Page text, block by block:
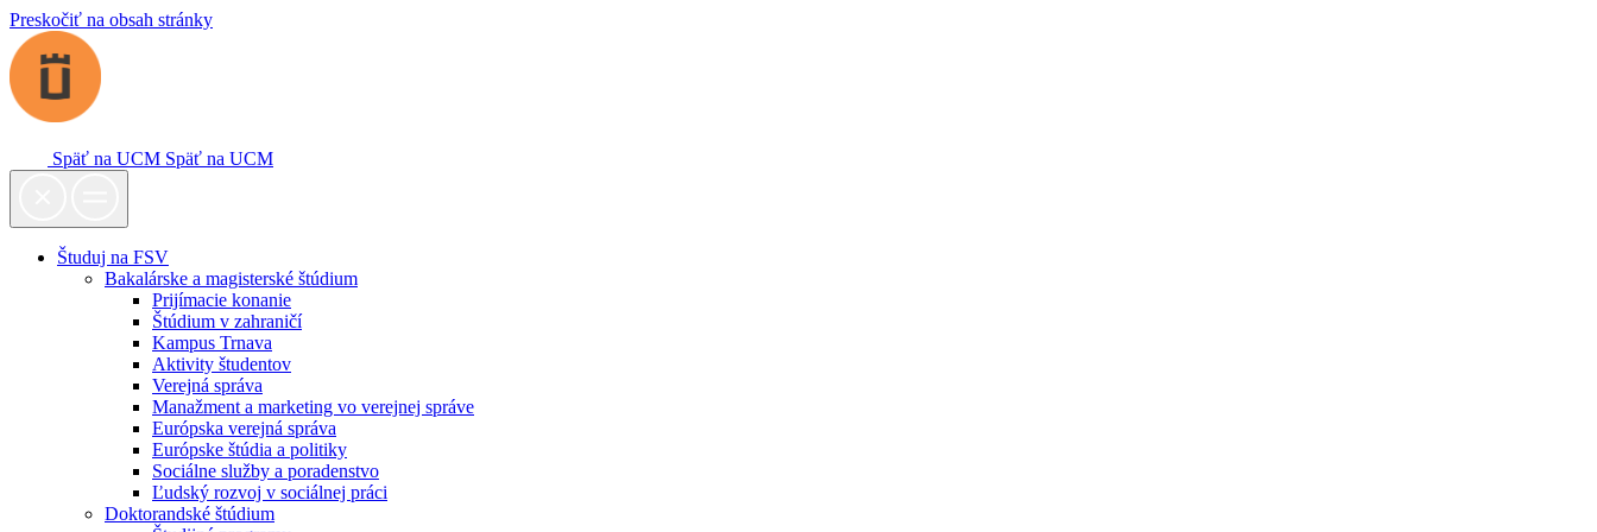
Preskočiť na obsah stránky
Späť na UCM Späť na UCM
Študuj na FSV
Bakalárske a magisterské štúdium
Prijímacie konanie
Štúdium v zahraničí
Kampus Trnava
Aktivity študentov
Verejná správa
Manažment a marketing vo verejnej správe
Európska verejná správa
Európske štúdia a politiky
Sociálne služby a poradenstvo
Ľudský rozvoj v sociálnej práci
Doktorandské štúdium